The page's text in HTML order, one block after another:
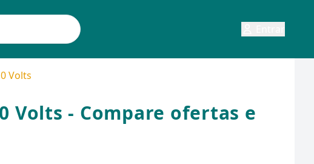
Volts
Volts - Compare ofertas e